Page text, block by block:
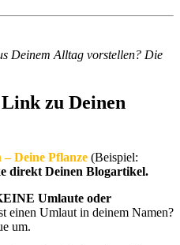
Deinem Alltag vorstellen? Die
zu Deinen
Deine Pflanze (Beispiel:
direkt Deinen Blogartikel.
Umlaute oder
einen Umlaut in deinem Namen?
um.